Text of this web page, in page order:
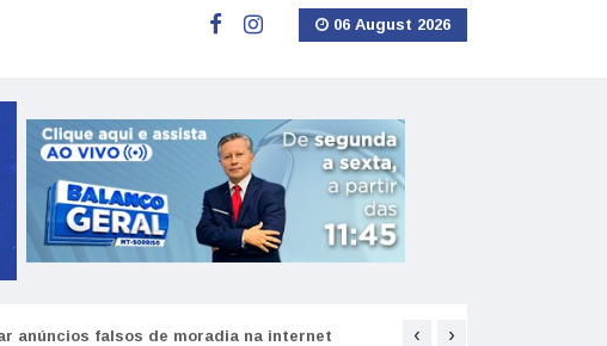
06 August 2026
anúncios falsos de moradia na internet Como funciona o SNS
‹ ›